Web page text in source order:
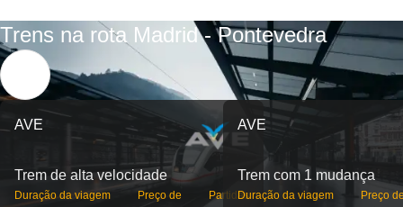
Trens na rota Madrid - Pontevedra
AVE
Trem de alta velocidade
Duração da viagem Preço de Partidas
AVE
Trem com 1 mudança
Duração da viagem Preço